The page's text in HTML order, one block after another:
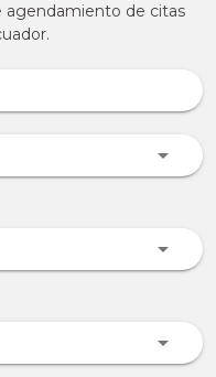
agendamiento de citas